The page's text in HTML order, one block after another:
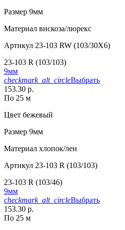
Размер 9мм
Материал вискоза/люрекс
Артикул 23-103 RW (103/30X6)
23-103 R (103/103)
9мм
checkmark_alt_circleВыбрать
153.30 р.
По 25 м
Цвет бежевый
Размер 9мм
Материал хлопок/лен
Артикул 23-103 R (103/103)
23-103 R (103/46)
9мм
checkmark_alt_circleВыбрать
153.30 р.
По 25 м